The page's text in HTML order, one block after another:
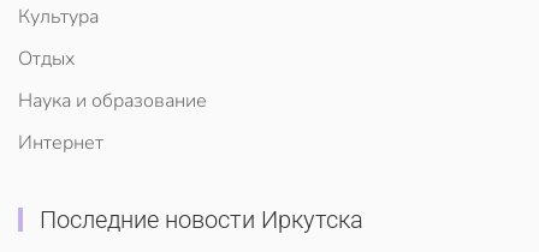
Культура
Отдых
Наука и образование
Интернет
Последние новости Иркутска